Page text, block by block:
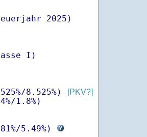
2025)
I)
8.525%)
[PKV?]
1.8%)
/5.49%)